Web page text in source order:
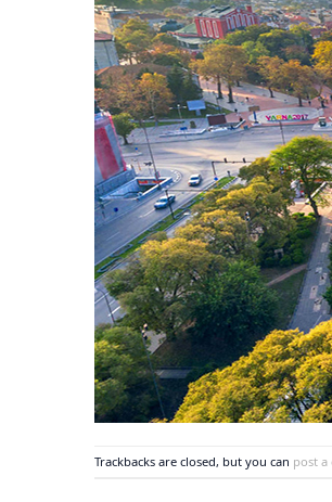
Trackbacks are closed, but you can post a